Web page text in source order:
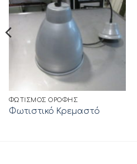
ΦΩΤΙΣΜΌΣ ΟΡΟΦΉΣ
Φωτιστικό Κρεμαστό